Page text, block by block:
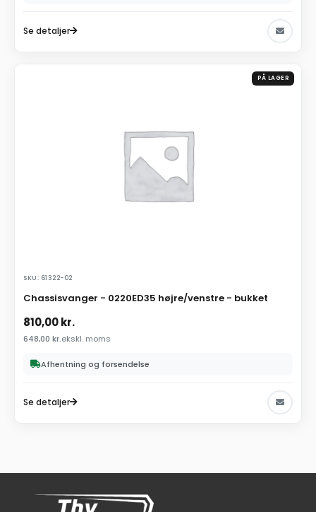
Se detaljer
PÅ LAGER
SKU: 61322-02
Chassisvanger - 0220ED35 højre/venstre - bukket
810,00kr.
648,00 kr.ekskl. moms
Afhentning og forsendelse
Se detaljer